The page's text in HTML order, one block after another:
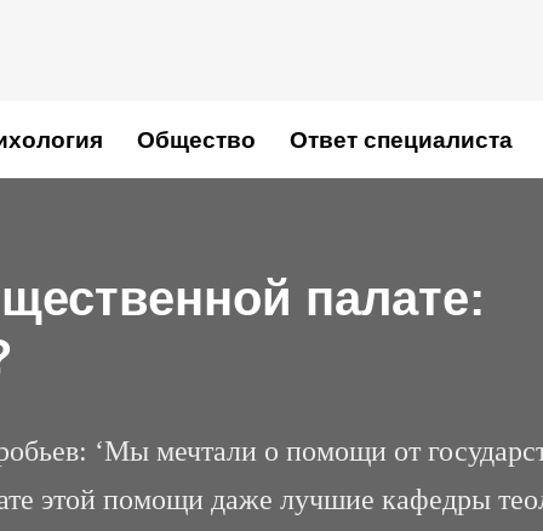
Общество Ответ специалиста
палате:
‘Мы мечтали о помощи от
этой помощи даже лучшие кафедры